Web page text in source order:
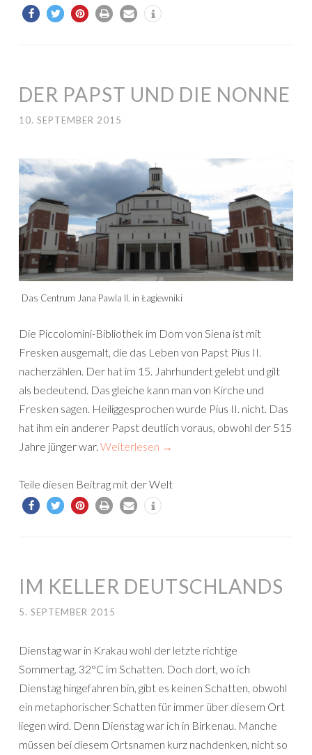
DER PAPST UND DIE NONNE
10. SEPTEMBER 2015
Das Centrum Jana Pawla II. in Łagiewniki
Die Piccolomini-Bibliothek im Dom von Siena ist mit
Fresken ausgemalt, die das Leben von Papst Pius II.
nacherzählen. Der hat im 15. Jahrhundert gelebt und gilt
als bedeutend. Das gleiche kann man von Kirche und
Fresken sagen. Heiliggesprochen wurde Pius II. nicht. Das
hat ihm ein anderer Papst deutlich voraus, obwohl der 515
Jahre jünger war. Weiterlesen →
Teile diesen Beitrag mit der Welt
IM KELLER DEUTSCHLANDS
5. SEPTEMBER 2015
Dienstag war in Krakau wohl der letzte richtige
Sommertag. 32°C im Schatten. Doch dort, wo ich
Dienstag hingefahren bin, gibt es keinen Schatten, obwohl
ein metaphorischer Schatten für immer über diesem Ort
liegen wird. Denn Dienstag war ich in Birkenau. Manche
müssen bei diesem Ortsnamen kurz nachdenken, nicht so